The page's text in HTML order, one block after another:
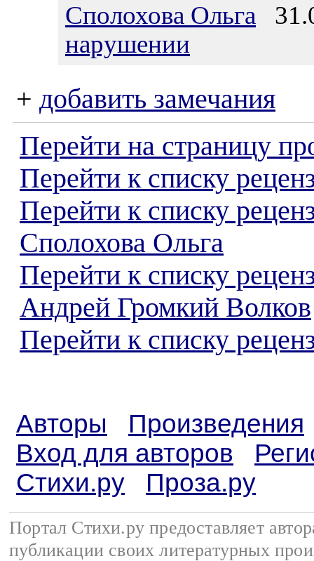
Сполохова Ольга
нарушении
+ добавить замечания
Перейти на страницу
Перейти к списку
Перейти к списку
Сполохова Ольга
Перейти к списку
Андрей Громкий Волков
Перейти к списку
Авторы
Произведения
Вход для авторов
Стихи.ру
Проза.ру
Портал Стихи.ру предоставляет
публикации своих литературных